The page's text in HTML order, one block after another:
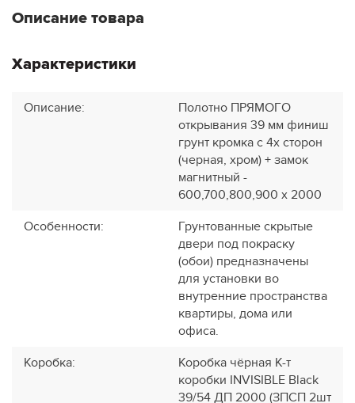
Описание товара
Характеристики
Описание:
Полотно ПРЯМОГО
открывания 39 мм финиш
грунт кромка с 4х сторон
(черная, хром) + замок
магнитный -
600,700,800,900 х 2000
Особенности:
Грунтованные скрытые
двери под покраску
(обои) предназначены
для установки во
внутренние пространства
квартиры, дома или
офиса.
Коробка:
Коробка чёрная К-т
коробки INVISIBLE Black
39/54 ДП 2000 (ЗПСП 2шт